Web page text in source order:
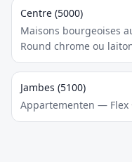
Centre (5000)
Maisons bourgeoises
Round chrome ou
Jambes (5100)
Appartementen — Flex